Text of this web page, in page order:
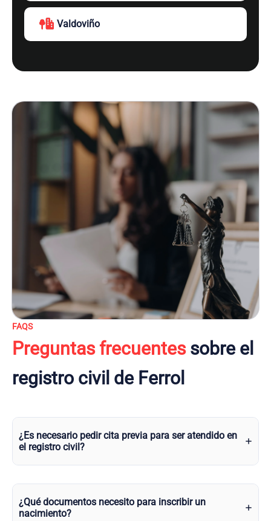
Valdoviño
FAQS
Preguntas frecuentessobre el
registro civil de Ferrol
¿Es necesario pedir cita previa para ser atendido en
el registro civil?
¿Qué documentos necesito para inscribir un
nacimiento?